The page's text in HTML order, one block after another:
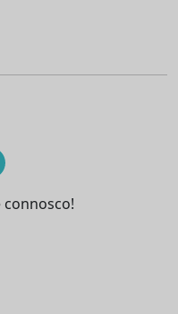
connosco!